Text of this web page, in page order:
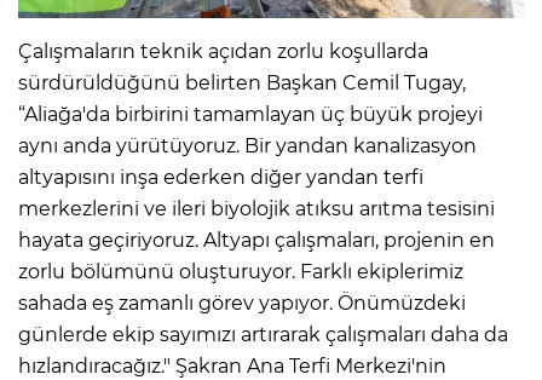
Çalışmaların teknik açıdan zorlu koşullarda
sürdürüldüğünü belirten Başkan Cemil Tugay,
“Aliağa'da birbirini tamamlayan üç büyük projeyi
aynı anda yürütüyoruz. Bir yandan kanalizasyon
altyapısını inşa ederken diğer yandan terfi
merkezlerini ve ileri biyolojik atıksu arıtma tesisini
hayata geçiriyoruz. Altyapı çalışmaları, projenin en
zorlu bölümünü oluşturuyor. Farklı ekiplerimiz
sahada eş zamanlı görev yapıyor. Önümüzdeki
günlerde ekip sayımızı artırarak çalışmaları daha da
hızlandıracağız." Şakran Ana Terfi Merkezi'nin